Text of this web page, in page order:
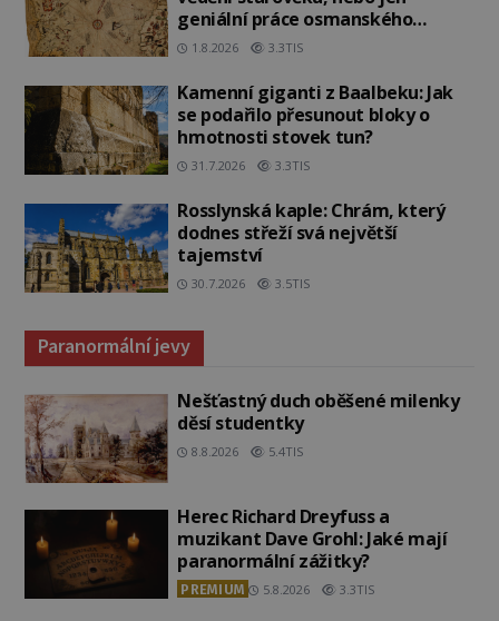
geniální práce osmanského
admirála?
1.8.2026 3.3TIS
Kamenní giganti z Baalbeku: Jak
se podařilo přesunout bloky o
hmotnosti stovek tun?
31.7.2026 3.3TIS
Rosslynská kaple: Chrám, který
dodnes střeží svá největší
tajemství
30.7.2026 3.5TIS
Paranormální jevy
Nešťastný duch oběšené milenky
děsí studentky
8.8.2026 5.4TIS
Herec Richard Dreyfuss a
muzikant Dave Grohl: Jaké mají
paranormální zážitky?
PREMIUM 5.8.2026 3.3TIS